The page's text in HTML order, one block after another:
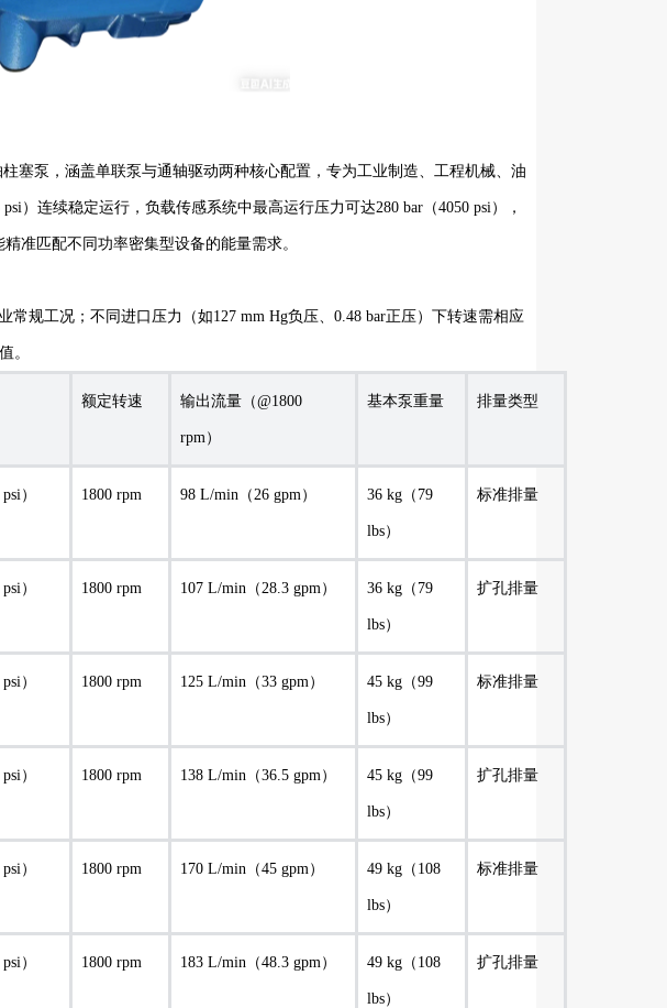
塞泵，涵盖单联泵与通轴驱动两种核心配置，专为工业制造、工程机械、油
）连续稳定运行，负载传感系统中最高运行压力可达280 bar（4050 psi），
准匹配不同功率密集型设备的能量需求。
规工况；不同进口压力（如127 mm Hg负压、0.48 bar正压）下转速需相应
。
额定转速 输出流量（@1800
rpm）
基本泵重量 排量类型
） 1800 rpm 98 L/min（26 gpm） 36 kg（79
lbs）
标准排量
） 1800 rpm 107 L/min（28.3 gpm） 36 kg（79
lbs）
扩孔排量
） 1800 rpm 125 L/min（33 gpm） 45 kg（99
lbs）
标准排量
） 1800 rpm 138 L/min（36.5 gpm） 45 kg（99
lbs）
扩孔排量
） 1800 rpm 170 L/min（45 gpm） 49 kg（108
lbs）
标准排量
） 1800 rpm 183 L/min（48.3 gpm） 49 kg（108
lbs）
扩孔排量